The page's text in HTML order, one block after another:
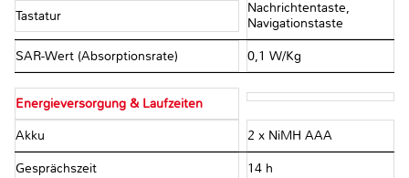
Tastatur
Nachrichtentaste,
Navigationstaste
SAR-Wert (Absorptionsrate) 0,1 W/Kg
Energieversorgung & Laufzeiten
Akku 2 x NiMH AAA
Gesprächszeit 14 h